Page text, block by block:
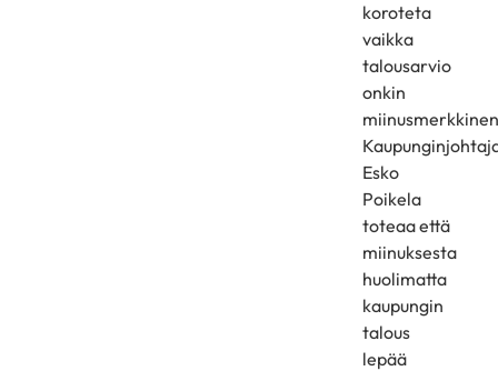
koroteta
vaikka
talousarvio
onkin
Esko
Poikela
toteaa että
miinuksesta
huolimatta
kaupungin
talous
lepää